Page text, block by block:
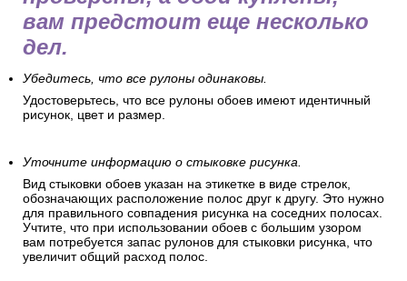
вам предстоит еще несколько
дел.
Убедитесь, что все рулоны одинаковы.
Удостоверьтесь, что все рулоны обоев имеют идентичный
рисунок, цвет и размер.
Уточните информацию о стыковке рисунка.
Вид стыковки обоев указан на этикетке в виде стрелок,
обозначающих расположение полос друг к другу. Это нужно
для правильного совпадения рисунка на соседних полосах.
Учтите, что при использовании обоев с большим узором
вам потребуется запас рулонов для стыковки рисунка, что
увеличит общий расход полос.